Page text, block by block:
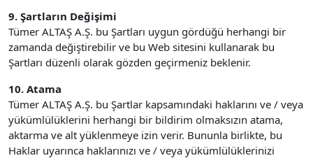
9. Şartların Değişimi
Tümer ALTAŞ A.Ş. bu Şartları uygun gördüğü herhangi bir
zamanda değiştirebilir ve bu Web sitesini kullanarak bu
Şartları düzenli olarak gözden geçirmeniz beklenir.
10. Atama
Tümer ALTAŞ A.Ş. bu Şartlar kapsamındaki haklarını ve / veya
yükümlülüklerini herhangi bir bildirim olmaksızın atama,
aktarma ve alt yüklenmeye izin verir. Bununla birlikte, bu
Haklar uyarınca haklarınızı ve / veya yükümlülüklerinizi